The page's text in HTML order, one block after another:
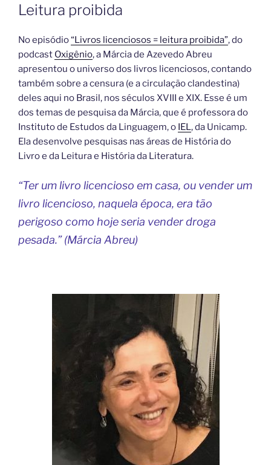
Leitura proibida
No episódio“Livros licenciosos = leitura proibida”, do
podcast Oxigênio, a Márcia de Azevedo Abreu
apresentou o universo dos livros licenciosos, contando
também sobre a censura (e a circulação clandestina)
deles aqui no Brasil, nos séculos XVIII e XIX. Esse é um
dos temas de pesquisa da Márcia, que é professora do
Instituto de Estudos da Linguagem, o IEL, da Unicamp.
Ela desenvolve pesquisas nas áreas de História do
Livro e da Leitura e História da Literatura.
“Ter um livro licencioso em casa, ou vender um
livro licencioso, naquela época, era tão
perigoso como hoje seria vender droga
pesada.” (Márcia Abreu)